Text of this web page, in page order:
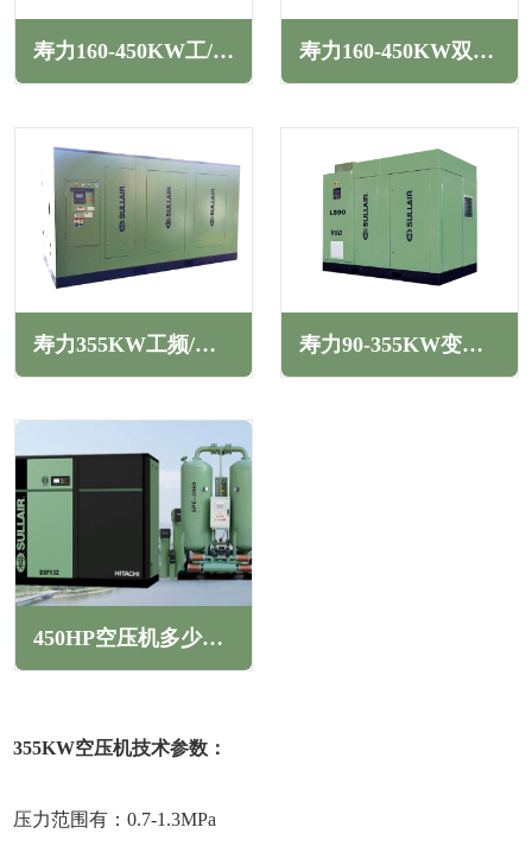
寿力160-450KW工/变频干式低压无油螺杆空压机DS系列 寿力160-450KW双级压缩工/变频干式无油螺杆空压机DS系列
寿力355KW工频/变频螺杆空压机LS系列 寿力90-355KW变频螺杆空压机LS系列
450HP空压机多少千瓦(450HP空压机产气量多少立方)
355KW空压机技术参数：
压力范围有：0.7-1.3MPa